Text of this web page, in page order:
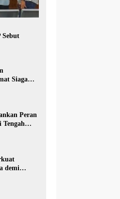
Sebut
Siaga
Peran
Tengah
demi